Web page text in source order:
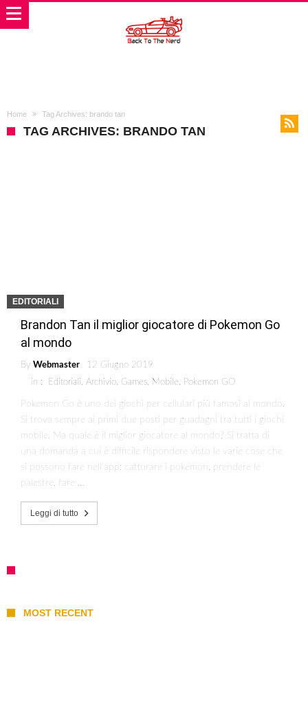
Home Tag Archives: brando tan
TAG ARCHIVES: BRANDO TAN
EDITORIALI
Brandon Tan il miglior giocatore di Pokemon Go
al mondo
By Webmaster
12 Giugno 2019
in :
Editoriali, Archivio, Games, Mobile, Pokemon GO
Pokemon Go è uno dei giochi per cellulari più famosi al mondo.
Si trova sempre ai primi due posti per guadagni tra tutti i giochi
mobile. Ma quale è il miglior giocatore al mondo? Si tratta di
una domanda a cui è difficile rispondere visto le varie cose che
si possono fare nell’app: catturare i pokemon, prendere le
palestre, fare …
Leggi di tutto
MOST RECENT